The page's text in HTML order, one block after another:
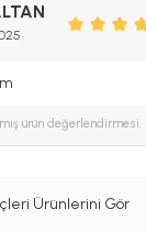
ürün değerlendirmesi.
Ürünlerini Gör